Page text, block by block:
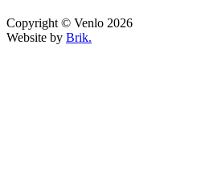
Copyright © Venlo 2026
Website by Brik.